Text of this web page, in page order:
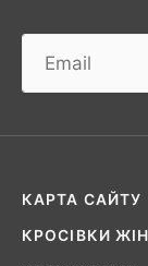
КАРТА САЙТУ
КРОСІВКИ